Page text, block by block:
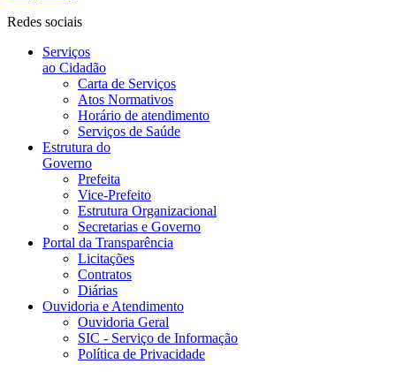
Redes sociais
Serviços
ao Cidadão
Carta de Serviços
Atos Normativos
Horário de atendimento
Serviços de Saúde
Estrutura do
Governo
Prefeita
Vice-Prefeito
Estrutura Organizacional
Secretarias e Governo
Portal da Transparência
Licitações
Contratos
Diárias
Ouvidoria e Atendimento
Ouvidoria Geral
SIC - Serviço de Informação
Política de Privacidade